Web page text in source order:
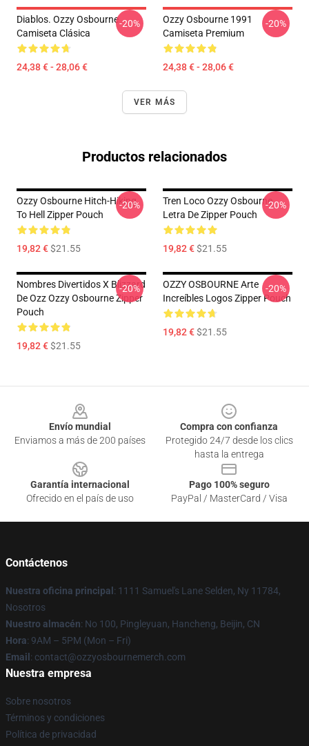
Diablos. Ozzy Osbourne
Camiseta Clásica
24,38 € - 28,06 €
-20%
Ozzy Osbourne 1991
Camiseta Premium
24,38 € - 28,06 €
-20%
VER MÁS
Productos relacionados
Ozzy Osbourne Hitch-Hiking
To Hell Zipper Pouch
19,82 €$21.55
-20%
Tren Loco Ozzy Osbourne
Letra De Zipper Pouch
19,82 €$21.55
-20%
Nombres Divertidos X Blizzard
De Ozz Ozzy Osbourne Zipper
Pouch
19,82 €$21.55
-20%
OZZY OSBOURNE Arte
Increíbles Logos Zipper Pouch
19,82 €$21.55
-20%
Envío mundial
Enviamos a más de 200 países
Compra con confianza
Protegido 24/7 desde los clics
hasta la entrega
Garantía internacional
Ofrecido en el país de uso
Pago 100% seguro
PayPal / MasterCard / Visa
Contáctenos
Nuestra oficina principal : 1111 Samuel's Lane Selden, Ny 11784,
Nosotros
Nuestro almacén: No 100, Pingleyuan, Hancheng, Beijin, CN
Hora: 9AM – 5PM (Mon – Fri)
Email : contact@ozzyosbournemerch.com
Nuestra empresa
Sobre nosotros
Términos y condiciones
Política de privacidad